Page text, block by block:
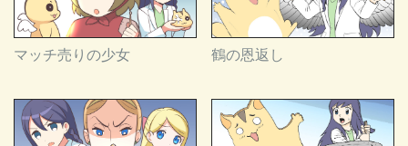
マッチ売りの少女 鶴の恩返し